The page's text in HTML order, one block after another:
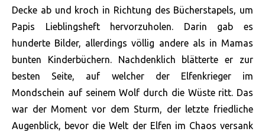
Decke ab und kroch in Richtung des Bücherstapels, um
Papis Lieblingsheft hervorzuholen. Darin gab es
hunderte Bilder, allerdings völlig andere als in Mamas
bunten Kinderbüchern. Nachdenklich blätterte er zur
besten Seite, auf welcher der Elfenkrieger im
Mondschein auf seinem Wolf durch die Wüste ritt. Das
war der Moment vor dem Sturm, der letzte friedliche
Augenblick, bevor die Welt der Elfen im Chaos versank